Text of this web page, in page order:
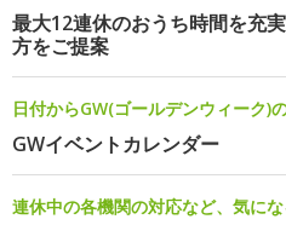
最大12連休のおうち時間を充
方をご提案
日付からGW(ゴールデンウィーク)
GWイベントカレンダー
連休中の各機関の対応など、気に